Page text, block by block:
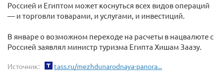
Россией и Египтом может коснуться всех видов операций
— и торговли товарами, и услугами, и инвестиций.
В январе о возможном переходе на расчеты в нацвалюте с
Россией заявлял министр туризма Египта Хишам Заазу.
Источник: tass.ru/mezhdunarodnaya-panora...